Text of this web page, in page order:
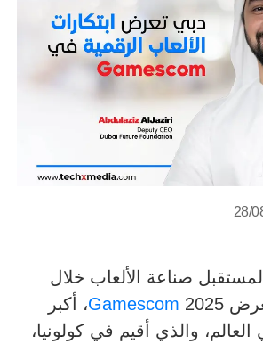
28/
صناعة الألعاب خلال
Gamescom2025، أكبر
العالم، والذي أقيم في كولونيا،